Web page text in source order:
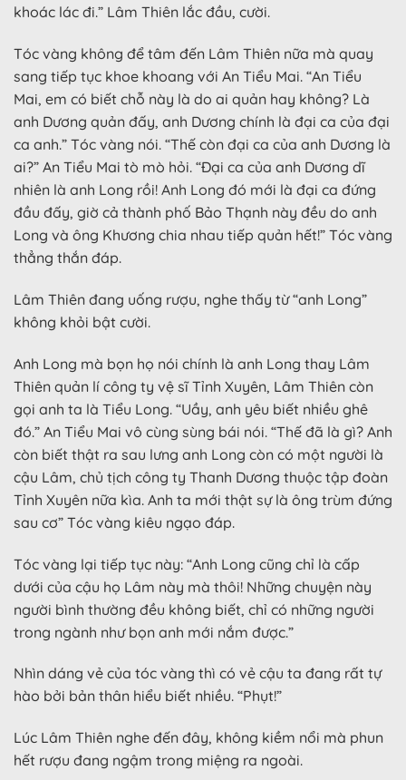
khoác lác đi.” Lâm Thiên lắc đầu, cười.
Tóc vàng không để tâm đến Lâm Thiên nữa mà quay
sang tiếp tục khoe khoang với An Tiểu Mai. “An Tiểu
Mai, em có biết chỗ này là do ai quản hay không? Là
anh Dương quản đấy, anh Dương chính là đại ca của đại
ca anh.” Tóc vàng nói. “Thế còn đại ca của anh Dương là
ai?” An Tiểu Mai tò mò hỏi. “Đại ca của anh Dương dĩ
nhiên là anh Long rồi! Anh Long đó mới là đại ca đứng
đầu đấy, giờ cả thành phố Bảo Thạnh này đều do anh
Long và ông Khương chia nhau tiếp quản hết!” Tóc vàng
thẳng thắn đáp.
Lâm Thiên đang uống rượu, nghe thấy từ “anh Long”
không khỏi bật cười.
Anh Long mà bọn họ nói chính là anh Long thay Lâm
Thiên quản lí công ty vệ sĩ Tỉnh Xuyên, Lâm Thiên còn
gọi anh ta là Tiểu Long. “Uầy, anh yêu biết nhiều ghê
đó.” An Tiểu Mai vô cùng sùng bái nói. “Thế đã là gì? Anh
còn biết thật ra sau lưng anh Long còn có một người là
cậu Lâm, chủ tịch công ty Thanh Dương thuộc tập đoàn
Tỉnh Xuyên nữa kìa. Anh ta mới thật sự là ông trùm đứng
sau cơ” Tóc vàng kiêu ngạo đáp.
Tóc vàng lại tiếp tục này: “Anh Long cũng chỉ là cấp
dưới của cậu họ Lâm này mà thôi! Những chuyện này
người bình thường đều không biết, chỉ có những người
trong ngành như bọn anh mới nắm được.”
Nhìn dáng vẻ của tóc vàng thì có vẻ cậu ta đang rất tự
hào bởi bản thân hiểu biết nhiều. “Phụt!”
Lúc Lâm Thiên nghe đến đây, không kiềm nổi mà phun
hết rượu đang ngậm trong miệng ra ngoài.